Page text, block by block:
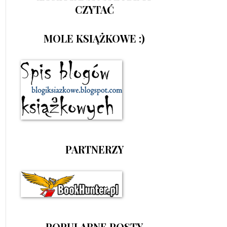
CZYTAĆ
MOLE KSIĄŻKOWE :)
PARTNERZY